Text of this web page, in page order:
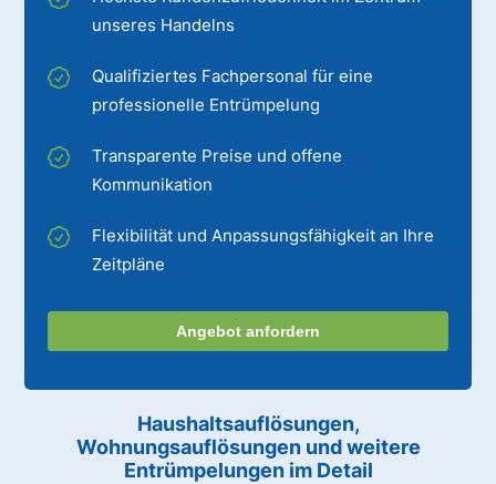
unseres Handelns
Qualifiziertes Fachpersonal für eine
professionelle Entrümpelung
Transparente Preise und offene
Kommunikation
Flexibilität und Anpassungsfähigkeit an Ihre
Zeitpläne
Angebot anfordern
Haushaltsauflösungen,
Wohnungsauflösungen und weitere
Entrümpelungen im Detail